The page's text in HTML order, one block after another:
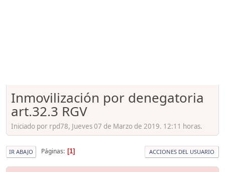
Inmovilización por denegatoria
art.32.3 RGV
Iniciado por rpd78, Jueves 07 de Marzo de 2019. 12:11 horas.
IR ABAJO Páginas 1 ACCIONES DEL USUARIO